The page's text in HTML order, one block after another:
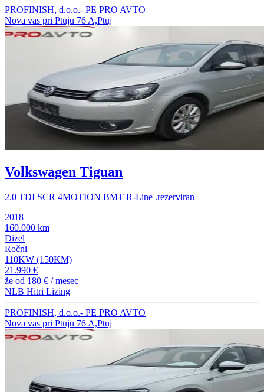
PROFINISH, d.o.o.- PE PRO AVTO
Nova vas pri Ptuju 76 A,Ptuj
Volkswagen Tiguan
2.0 TDI SCR 4MOTION BMT R-Line .rezerviran
2018
160.000 km
Dizel
Ročni
110KW (150KM)
21.990 €
že od 180 € / mesec
NLB Hitri Lizing
PROFINISH, d.o.o.- PE PRO AVTO
Nova vas pri Ptuju 76 A,Ptuj